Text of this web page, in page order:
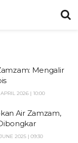
Mengalir
2026 | 10:00
Air Zamzam,
2025 | 09:30